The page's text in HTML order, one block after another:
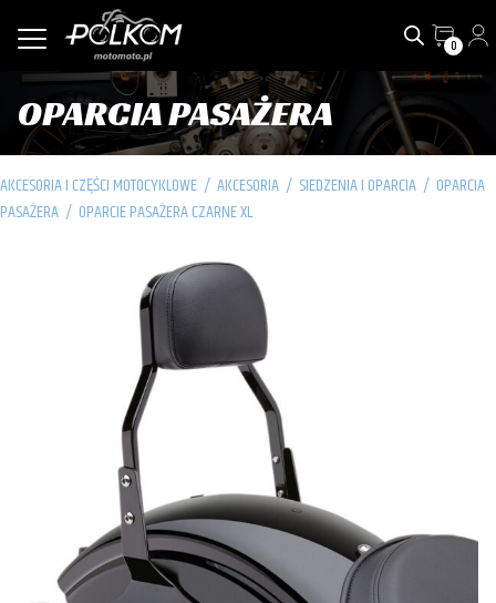
0
OPARCIA PASAŻERA
AKCESORIA I CZĘŚCI MOTOCYKLOWE / AKCESORIA / SIEDZENIA I OPARCIA / OPARCIA
PASAŻERA / OPARCIE PASAŻERA CZARNE XL